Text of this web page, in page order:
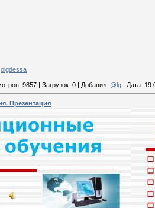
olgdessa
9857 | Загрузок: 0 | Добавил: @lg | Дата:
Презентация